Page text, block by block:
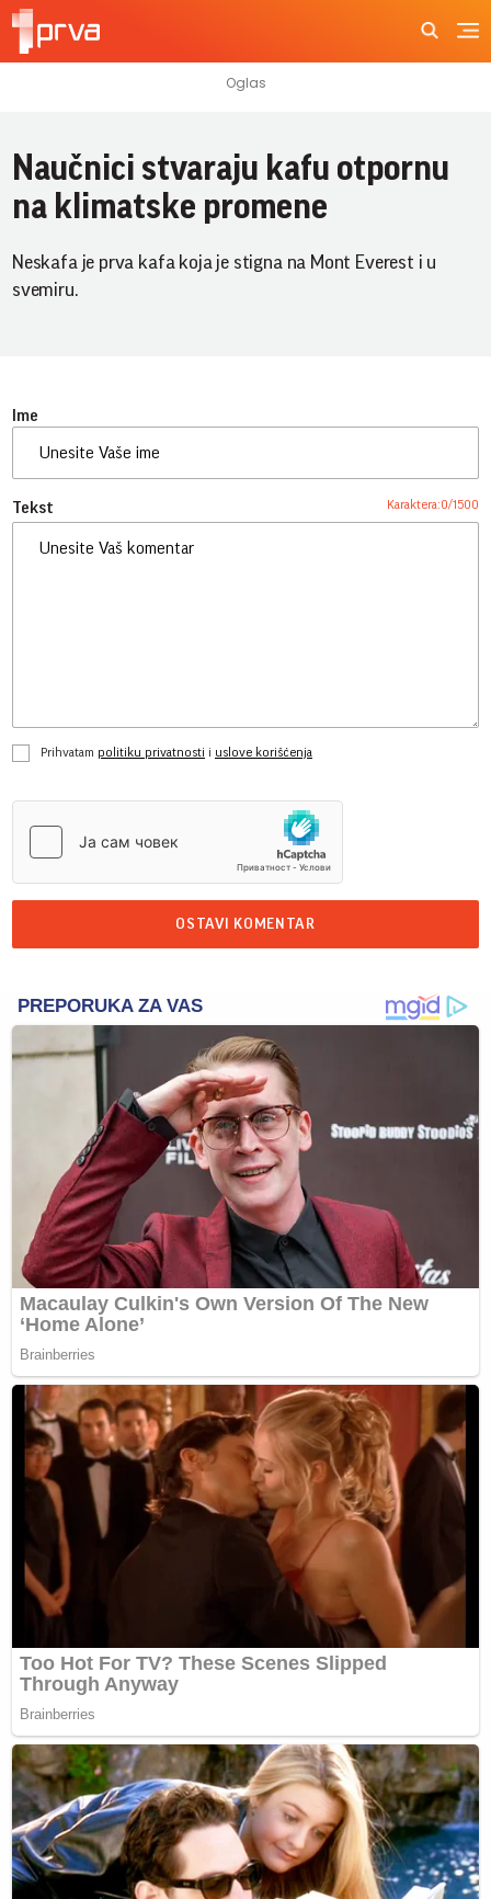
Naučnici stvaraju kafu otpornu
na klimatske promene
Neskafa je prva kafa koja je stigna na Mont Everest i u
svemiru.
Ime
Tekst Karaktera:0/1500
Prihvatam politiku privatnosti i uslove korišćenja
OSTAVI KOMENTAR